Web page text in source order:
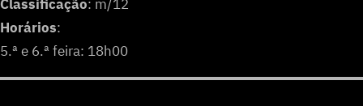
Classificação: m/12
Horários:
5.ª e 6.ª feira: 18h00